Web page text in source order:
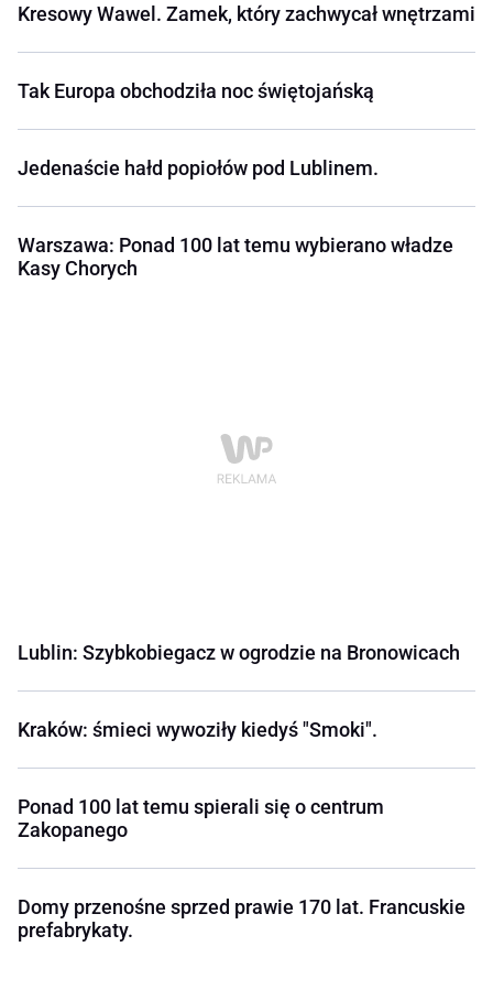
Kresowy Wawel. Zamek, który zachwycał wnętrzami
Tak Europa obchodziła noc świętojańską
Jedenaście hałd popiołów pod Lublinem.
Warszawa: Ponad 100 lat temu wybierano władze
Kasy Chorych
Lublin: Szybkobiegacz w ogrodzie na Bronowicach
Kraków: śmieci wywoziły kiedyś "Smoki".
Ponad 100 lat temu spierali się o centrum
Zakopanego
Domy przenośne sprzed prawie 170 lat. Francuskie
prefabrykaty.